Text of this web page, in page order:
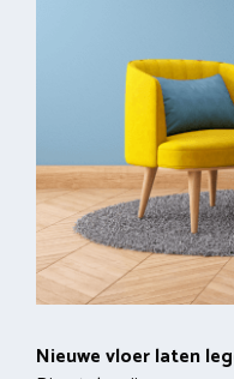
Nieuwe vloer laten